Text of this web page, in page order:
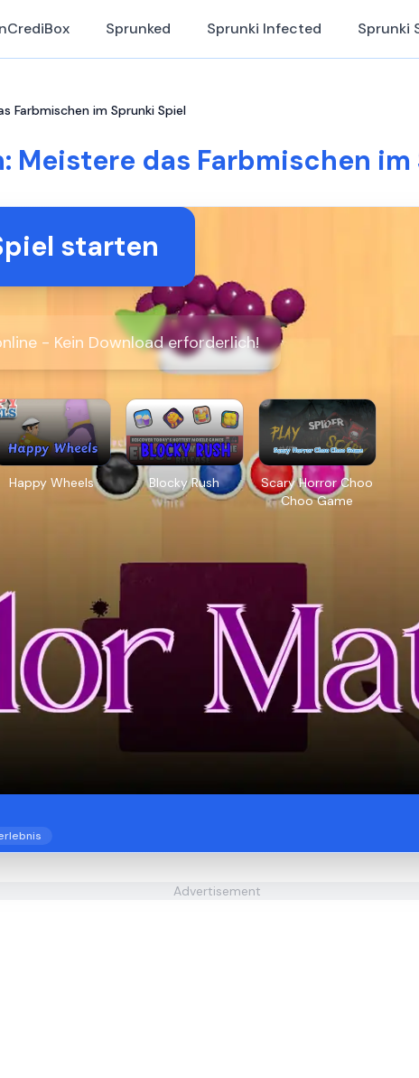
Sprunked Sprunki Infected Sprunki
Farbmischen im Sprunki Spiel
Meistere das Farbmischen im
starten
- Kein Download erforderlich!
Happy Wheels Blocky Rush
Scary Horror Choo
Choo Game
Advertisement